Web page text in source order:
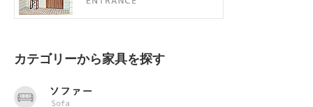
カテゴリーから家具を探す